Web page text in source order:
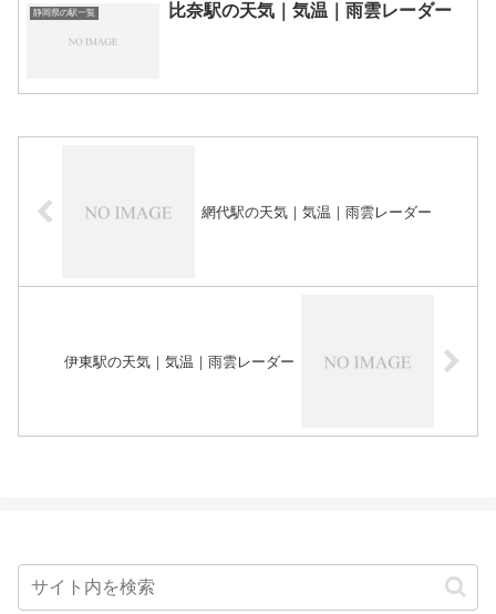
静岡県の駅一覧 比奈駅の天気｜気温｜雨雲レーダー
網代駅の天気｜気温｜雨雲レーダー
伊東駅の天気｜気温｜雨雲レーダー